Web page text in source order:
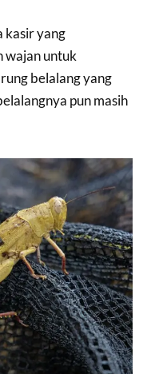
kasir yang
wajan untuk
belalang yang
pun masih